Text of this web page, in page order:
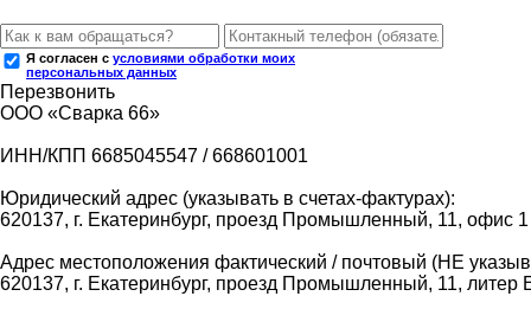
Я согласен с условиями обработки моих
персональных данных
Перезвонить
ООО «Сварка 66»
ИНН/КПП 6685045547 / 668601001
Юридический адрес (указывать в счетах-фактурах):
620137, г. Екатеринбург, проезд Промышленный, 11, офис 1
Адрес местоположения фактический / почтовый (НЕ
620137, г. Екатеринбург, проезд Промышленный, 11, литер